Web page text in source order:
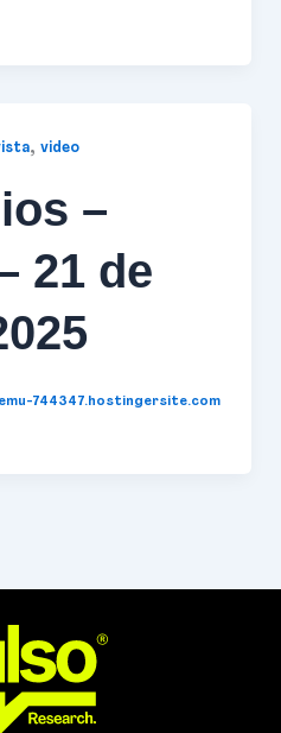
, video
–
21 de
744347.hostingersite.com